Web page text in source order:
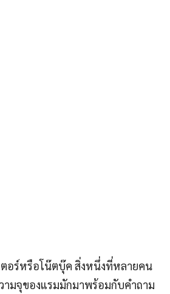
อร์หรือโน๊ตบุ๊ค สิ่งหนึ่งที่หลายคน
มจุของแรมมักมาพร้อมกับคำถาม